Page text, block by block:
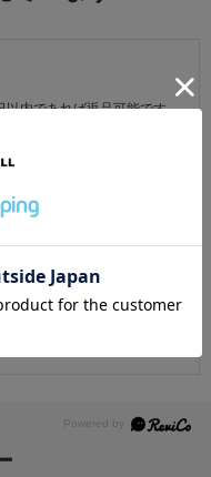
以内であれば返品可能です。
せん。
実なお届けをお約束できる
さい。
異常気象やその他諸事情に
ざいます。
できない場合、配送業者か